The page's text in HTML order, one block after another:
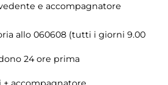
e accompagnatore
allo 060608 (tutti i giorni 9.00
24 ore prima